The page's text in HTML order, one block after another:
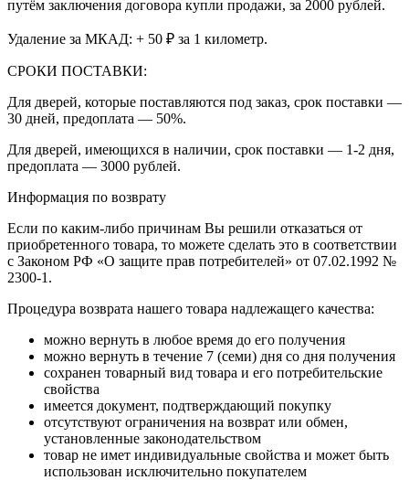
путём заключения договора купли продажи, за 2000 рублей.
Удаление за МКАД: + 50 ₽ за 1 километр.
СРОКИ ПОСТАВКИ:
Для дверей, которые поставляются под заказ, срок поставки —
30 дней, предоплата — 50%.
Для дверей, имеющихся в наличии, срок поставки — 1-2 дня,
предоплата — 3000 рублей.
Информация по возврату
Если по каким-либо причинам Вы решили отказаться от
приобретенного товара, то можете сделать это в соответствии
с Законом РФ «О защите прав потребителей» от 07.02.1992 №
2300-1.
Процедура возврата нашего товара надлежащего качества:
можно вернуть в любое время до его получения
можно вернуть в течение 7 (семи) дня со дня получения
сохранен товарный вид товара и его потребительские
свойства
имеется документ, подтверждающий покупку
отсутствуют ограничения на возврат или обмен,
установленные законодательством
товар не имет индивидуальные свойства и может быть
использован исключительно покупателем